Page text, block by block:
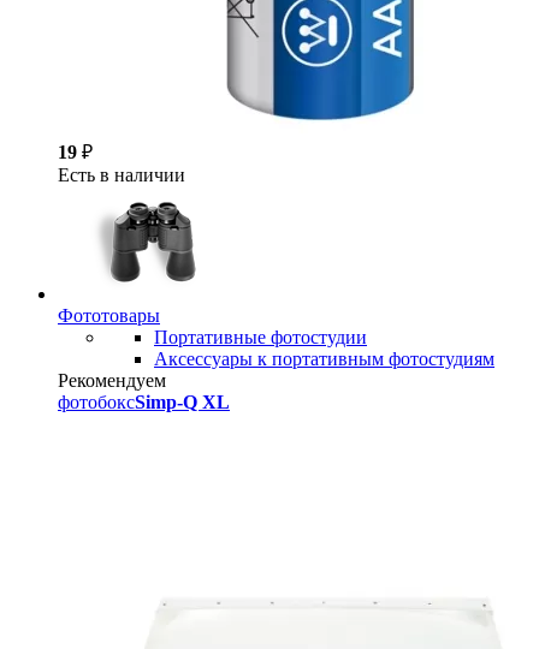
19 ₽
Есть в наличии
Фототовары
Портативные фотостудии
Аксессуары к портативным фотостудиям
Рекомендуем
фотобоксSimp-Q XL